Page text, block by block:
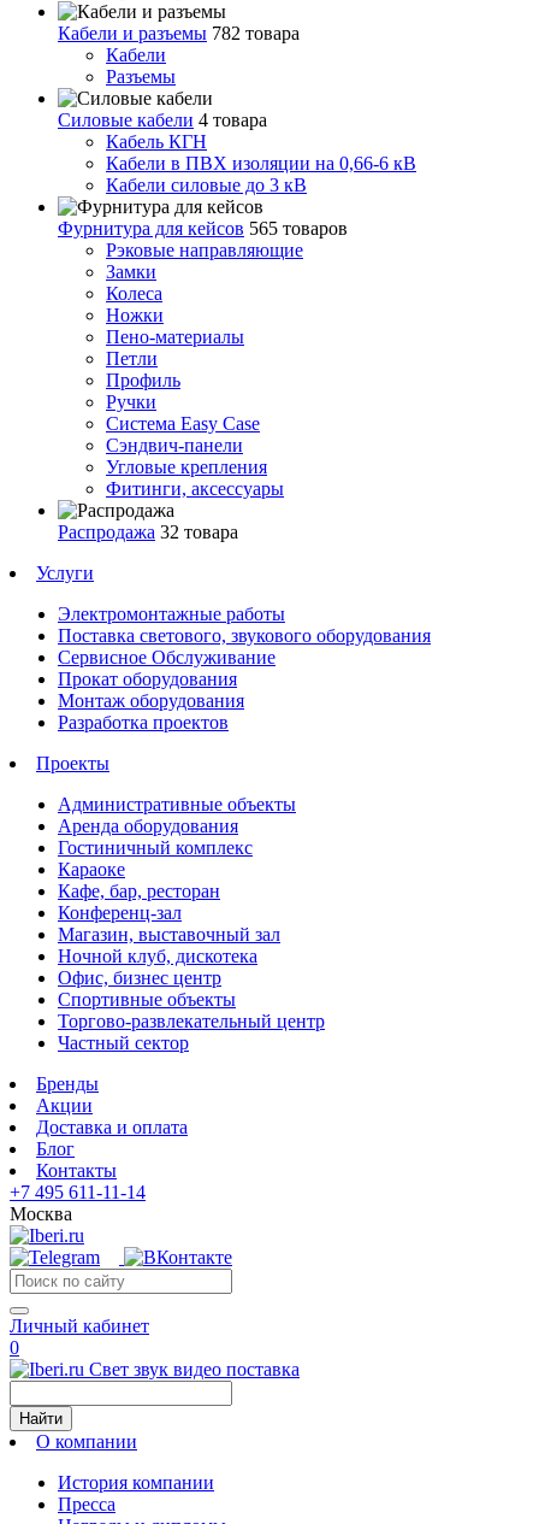
Кабели и разъемы 782 товара
Кабели
Разъемы
Силовые кабели 4 товара
Кабель КГН
Кабели в ПВХ изоляции на 0,66-6 кВ
Кабели силовые до 3 кВ
Фурнитура для кейсов 565 товаров
Рэковые направляющие
Замки
Колеса
Ножки
Пено-материалы
Петли
Профиль
Ручки
Система Easy Case
Сэндвич-панели
Угловые крепления
Фитинги, аксессуары
Распродажа 32 товара
Услуги
Электромонтажные работы
Поставка светового, звукового оборудования
Сервисное Обслуживание
Прокат оборудования
Монтаж оборудования
Разработка проектов
Проекты
Административные объекты
Аренда оборудования
Гостиничный комплекс
Караоке
Кафе, бар, ресторан
Конференц-зал
Магазин, выставочный зал
Ночной клуб, дискотека
Офис, бизнес центр
Спортивные объекты
Торгово-развлекательный центр
Частный сектор
Бренды
Акции
Доставка и оплата
Блог
Контакты
+7 495 611-11-14
Москва
Личный кабинет
0
Свет звук видео поставка
Найти
О компании
История компании
Пресса